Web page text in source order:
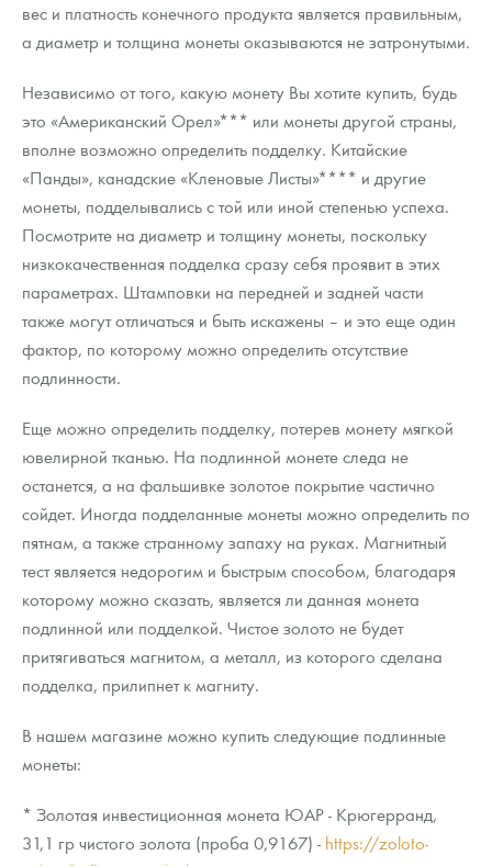
вес и платность конечного продукта является правильным,
а диаметр и толщина монеты оказываются не затронутыми.
Независимо от того, какую монету Вы хотите купить, будь
это «Американский Орел»*** или монеты другой страны,
вполне возможно определить подделку. Китайские
«Панды», канадские «Кленовые Листы»**** и другие
монеты, подделывались с той или иной степенью успеха.
Посмотрите на диаметр и толщину монеты, поскольку
низкокачественная подделка сразу себя проявит в этих
параметрах. Штамповки на передней и задней части
также могут отличаться и быть искажены – и это еще один
фактор, по которому можно определить отсутствие
подлинности.
Еще можно определить подделку, потерев монету мягкой
ювелирной тканью. На подлинной монете следа не
останется, а на фальшивке золотое покрытие частично
сойдет. Иногда подделанные монеты можно определить по
пятнам, а также странному запаху на руках. Магнитный
тест является недорогим и быстрым способом, благодаря
которому можно сказать, является ли данная монета
подлинной или подделкой. Чистое золото не будет
притягиваться магнитом, а металл, из которого сделана
подделка, прилипнет к магниту.
В нашем магазине можно купить следующие подлинные
монеты:
* Золотая инвестиционная монета ЮАР - Крюгерранд,
31,1 гр чистого золота (проба 0,9167) - https://zoloto-